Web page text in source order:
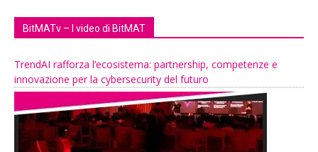
BitMATv – I video di BitMAT
TrendAI rafforza l’ecosistema: partnership, competenze e
innovazione per la cybersecurity del futuro